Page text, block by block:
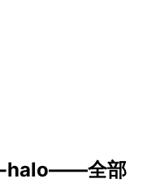
halo——全部